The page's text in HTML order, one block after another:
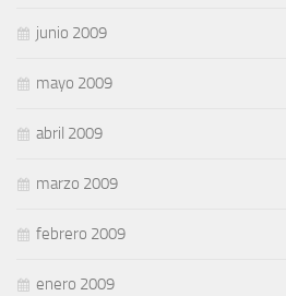
junio 2009
mayo 2009
abril 2009
marzo 2009
febrero 2009
enero 2009